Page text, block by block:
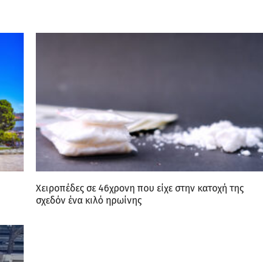
Χειροπέδες σε 46χρονη που είχε στην κατοχή της
σχεδόν ένα κιλό ηρωίνης